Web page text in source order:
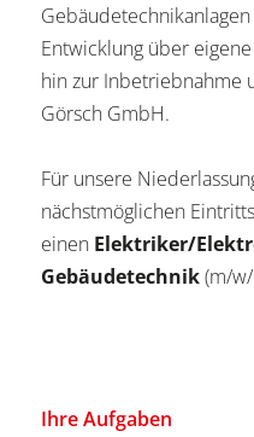
Entwicklung über
hin zur Inbetriebnahme
Görsch GmbH.
Für unsere
nächstmöglichen
einen Elektriker/
Gebäudetechnik(m/
Ihre Aufgaben